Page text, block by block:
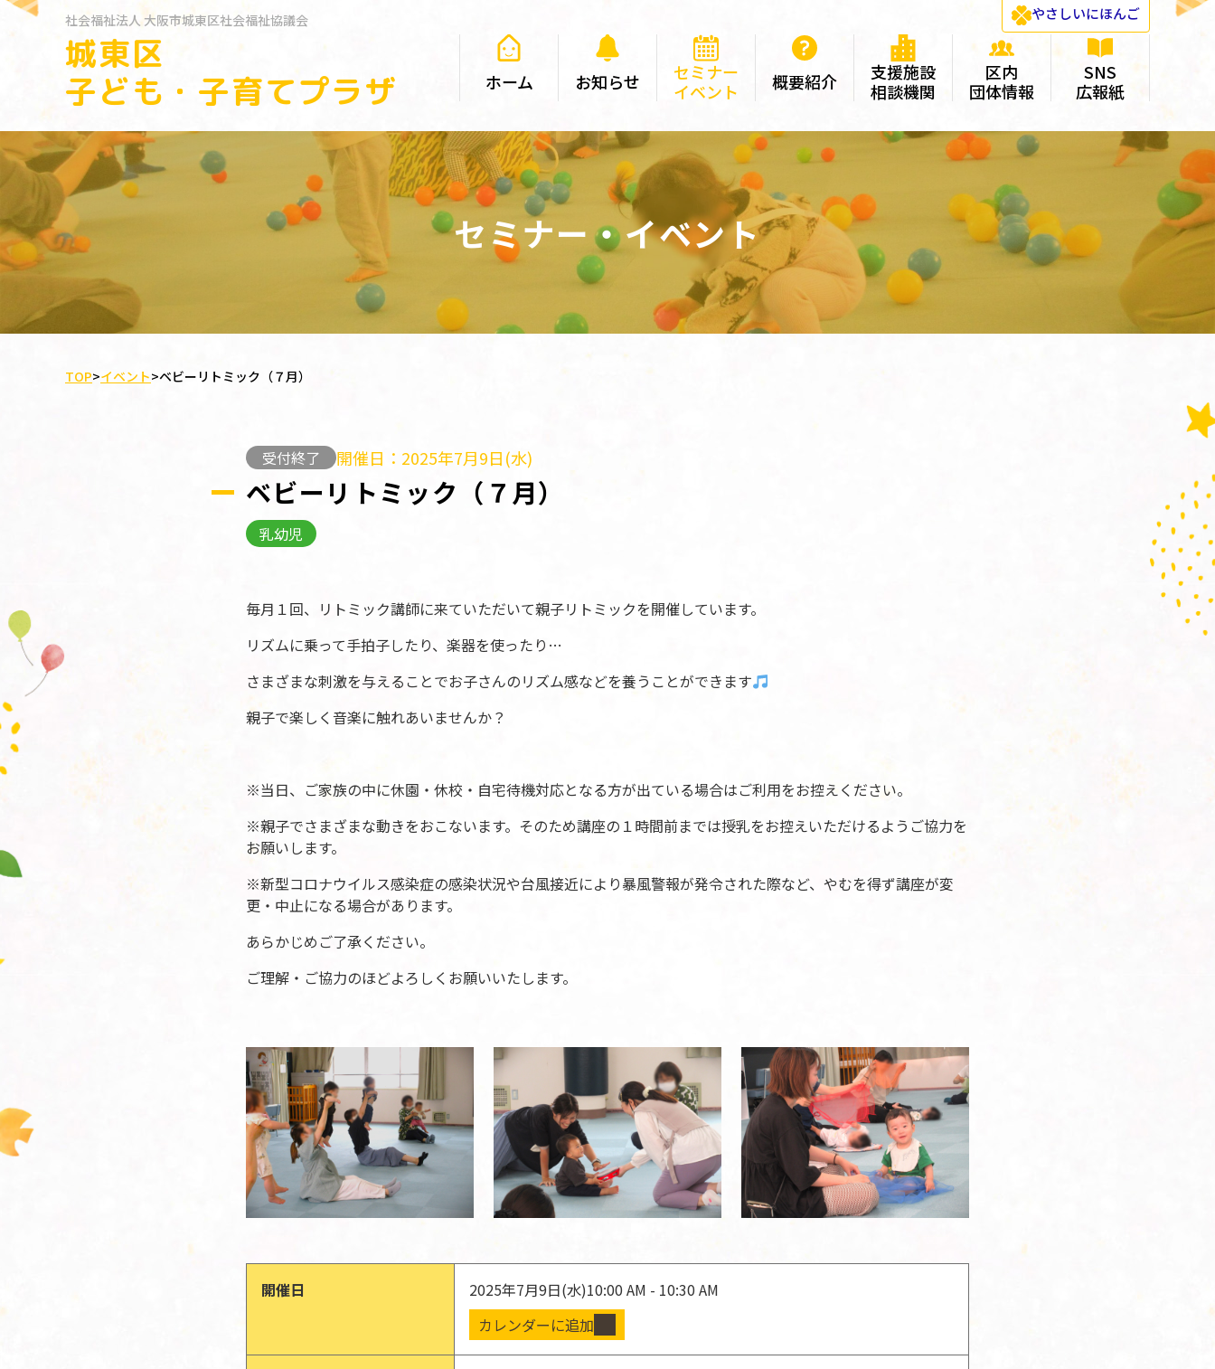
社会福祉法人大阪市城東区社会福祉協議会
城東区
子ども・子育てプラザ
やさしいにほんご
ホーム お知らせ
セミナー
イベント
概要紹介
支援施設
相談機関
区内
団体情報
SNS
広報紙
セミナー・イベント
TOP>イベント>ベビーリトミック（７月）
受付終了 開催日：2025年7月9日(水)
ベビーリトミック（７月）
乳幼児
毎月１回、リトミック講師に来ていただいて親子リトミックを開催しています。
リズムに乗って手拍子したり、楽器を使ったり…
さまざまな刺激を与えることでお子さんのリズム感などを養うことができます
親子で楽しく音楽に触れあいませんか？
※当日、ご家族の中に休園・休校・自宅待機対応となる方が出ている場合はご利用をお控えください。
※親子でさまざまな動きをおこないます。そのため講座の１時間前までは授乳をお控えいただけるようご協力を
お願いします。
※新型コロナウイルス感染症の感染状況や台風接近により暴風警報が発令された際など、やむを得ず講座が変
更・中止になる場合があります。
あらかじめご了承ください。
ご理解・ご協力のほどよろしくお願いいたします。
開催日 2025年7月9日(水)10:00 AM - 10:30 AM
カレンダーに追加